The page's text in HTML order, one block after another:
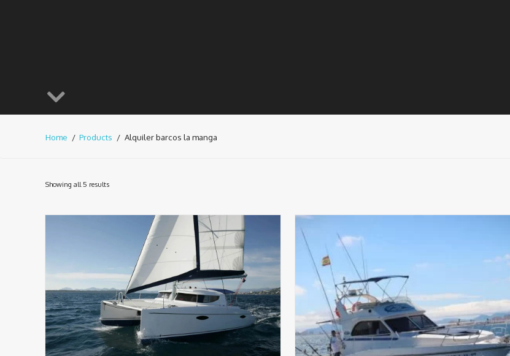
Home Products Alquiler barcos la manga
Showing all 5 results